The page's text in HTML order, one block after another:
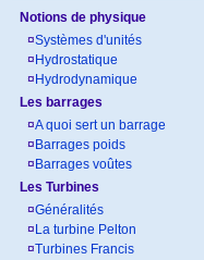
Notions de physique
¤Systèmes d'unités
¤ Hydrostatique
¤ Hydrodynamique
Les barrages
¤A quoi sert un barrage
¤ Barrages poids
¤ Barrages voûtes
Les Turbines
¤Généralités
¤ La turbine Pelton
¤Turbines Francis